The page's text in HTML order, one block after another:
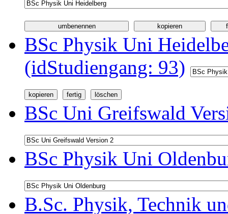
BSc Physik Uni
(idStudiengang: 93)
BSc Uni Greifswald
BSc Physik Uni
B.Sc. Physik, Technik